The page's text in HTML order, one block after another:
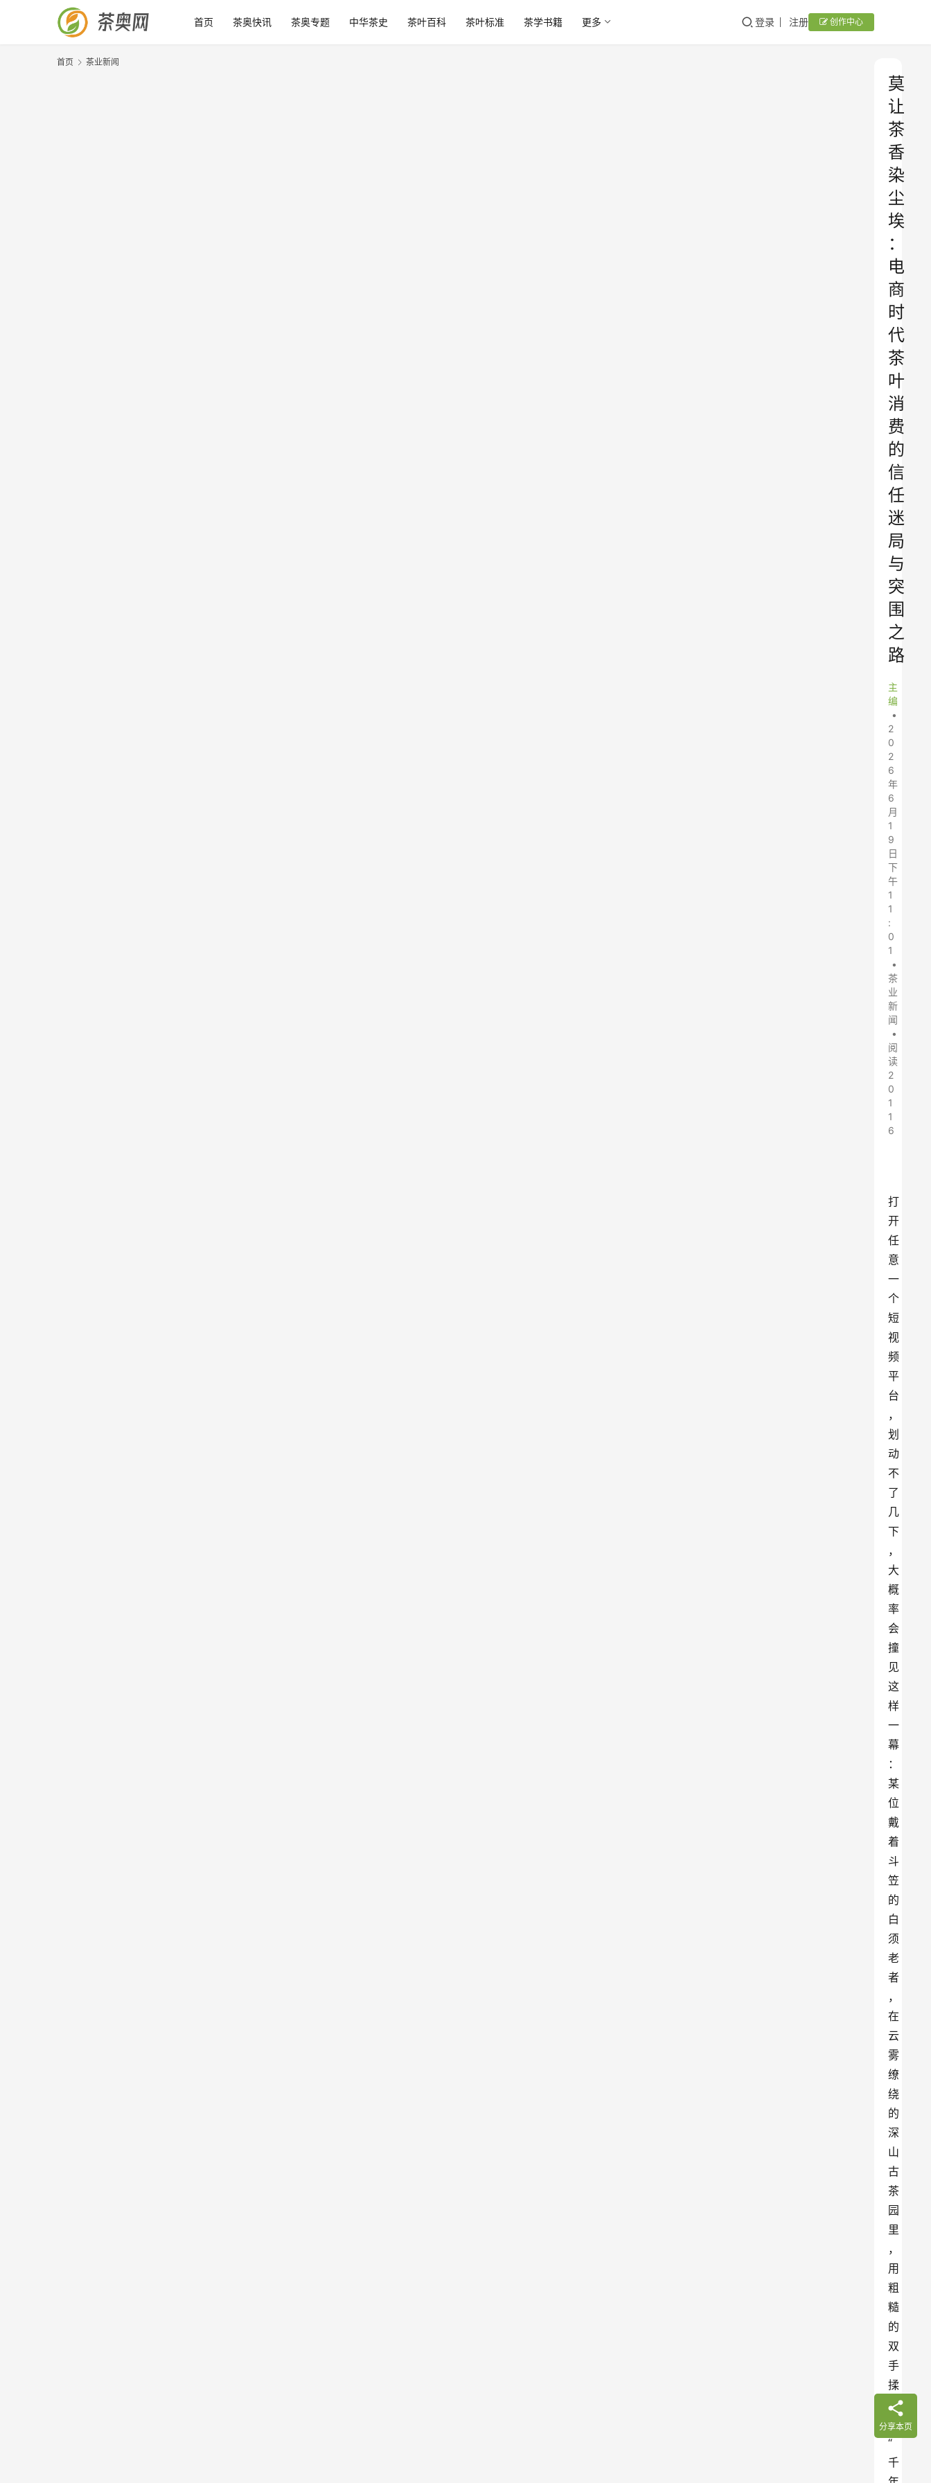
首页 茶奥快讯 茶奥专题 中华茶史 茶叶百科 茶叶标准 茶学书籍 更多 登录 注册 创作中心
首页 茶业新闻
莫
让
茶
香
染
尘
埃
：
电
商
时
代
茶
叶
消
费
的
信
任
迷
局
与
突
围
之
路
主
编
•
2
0
2
6
年
6
月
1
9
日
下
午
1
1
:
0
1
•
茶
业
新
闻
•
阅
读
2
0
1
1
6
打
开
任
意
一
个
短
视
频
平
台
，
划
动
不
了
几
下
，
大
概
率
会
撞
见
这
样
一
幕
：
某
位
戴
着
斗
笠
的
白
须
老
者
，
在
云
雾
缭
绕
的
深
山
古
茶
园
里
，
用
粗
糙
的
双
手
揉
捻
着
“
千
分享本页